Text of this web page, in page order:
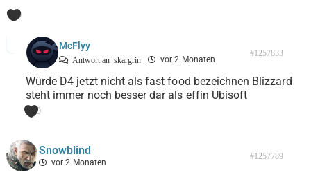
0
McFlyy
Antwort an skargrin vor 2 Monaten
#1257833
Würde D4 jetzt nicht als fast food bezeichnen Blizzard
steht immer noch besser dar als effin Ubisoft
0
Snowblind
vor 2 Monaten
#1257789